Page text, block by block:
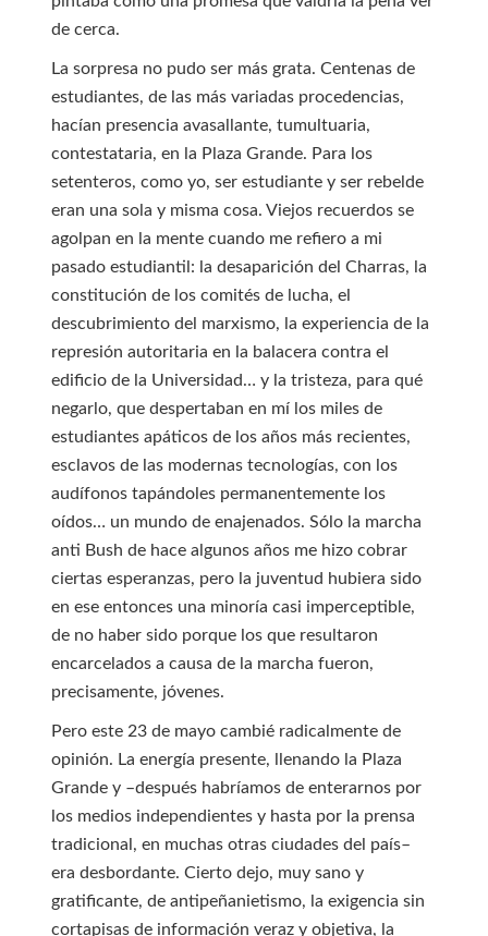
de cerca.
La sorpresa no pudo ser más grata. Centenas de
estudiantes, de las más variadas procedencias,
hacían presencia avasallante, tumultuaria,
contestataria, en la Plaza Grande. Para los
setenteros, como yo, ser estudiante y ser rebelde
eran una sola y misma cosa. Viejos recuerdos se
agolpan en la mente cuando me refiero a mi
pasado estudiantil: la desaparición del Charras, la
constitución de los comités de lucha, el
descubrimiento del marxismo, la experiencia de la
represión autoritaria en la balacera contra el
edificio de la Universidad… y la tristeza, para qué
negarlo, que despertaban en mí los miles de
estudiantes apáticos de los años más recientes,
esclavos de las modernas tecnologías, con los
audífonos tapándoles permanentemente los
oídos… un mundo de enajenados. Sólo la marcha
anti Bush de hace algunos años me hizo cobrar
ciertas esperanzas, pero la juventud hubiera sido
en ese entonces una minoría casi imperceptible,
de no haber sido porque los que resultaron
encarcelados a causa de la marcha fueron,
precisamente, jóvenes.
Pero este 23 de mayo cambié radicalmente de
opinión. La energía presente, llenando la Plaza
Grande y –después habríamos de enterarnos por
los medios independientes y hasta por la prensa
tradicional, en muchas otras ciudades del país–
era desbordante. Cierto dejo, muy sano y
gratificante, de antipeñanietismo, la exigencia sin
cortapisas de información veraz y objetiva, la